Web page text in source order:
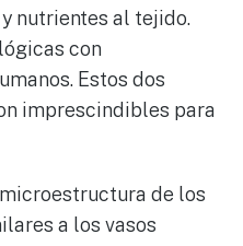
nutrientes al tejido.
con
Estos dos
imprescindibles para
de los
a los vasos